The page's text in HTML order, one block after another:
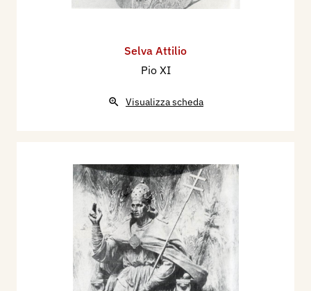
Selva Attilio
Pio XI
Visualizza scheda